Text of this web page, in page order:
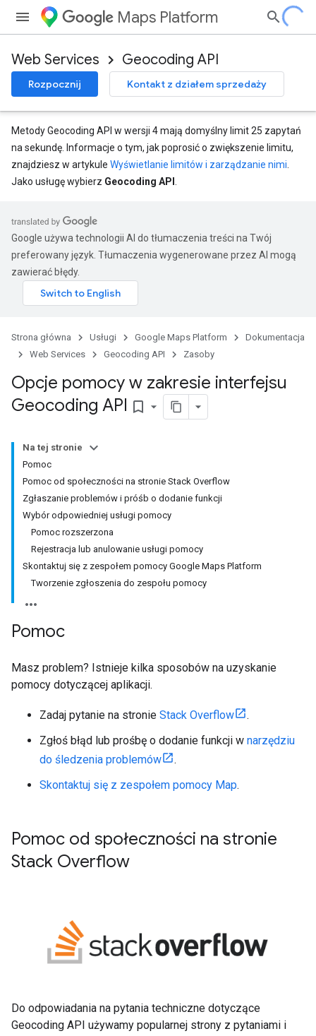
Maps Platform
Web Services Geocoding API
Rozpocznij Kontakt z działem sprzedaży
Metody Geocoding API w wersji 4 mają domyślny limit 25 zapytań
na sekundę. Informacje o tym, jak poprosić o zwiększenie limitu,
znajdziesz w artykule Wyświetlanie limitów i zarządzanie nimi
Jako usługę wybierz Geocoding API
Google używa technologii AI do tłumaczenia treści na Twój
preferowany język. Tłumaczenia wygenerowane przez AI mogą
zawierać błędy.
Strona główna Usługi Google Maps Platform
Dokumentacja
Web Services
Geocoding API Zasoby
Opcje pomocy w zakresie interfejsu
Geocoding API bookmark_border
Na tej stronie
Pomoc
Pomoc od społeczności na stronie Stack Overflow
Zgłaszanie problemów i próśb o dodanie funkcji
Wybór odpowiedniej usługi pomocy
Pomoc rozszerzona
Rejestracja lub anulowanie usługi pomocy
Skontaktuj się z zespołem pomocy Google Maps Platform
Tworzenie zgłoszenia do zespołu pomocy
Pomoc
Masz problem? Istnieje kilka sposobów na uzyskanie
pomocy dotyczącej aplikacji.
Zadaj pytanie na stronie Stack Overflow
.
Zgłoś błąd lub prośbę o dodanie funkcji w narzędziu
do śledzenia problemów
.
Skontaktuj się z zespołem pomocy Map.
Pomoc od społeczności na stronie
Stack Overflow
Do odpowiadania na pytania techniczne dotyczące
Geocoding API używamy popularnej strony z pytaniami i